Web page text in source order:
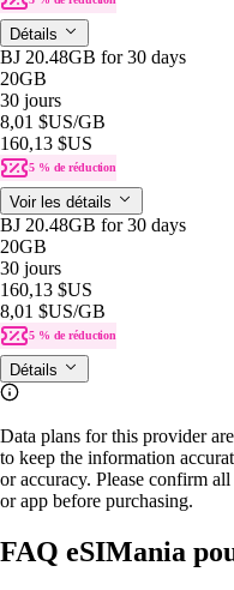
Détails
BJ 20.48GB for 30 days
20GB
30 jours
8,01 $US/GB
160,13 $US
5 % de réduction
Voir les détails
BJ 20.48GB for 30 days
20GB
30 jours
160,13 $US
8,01 $US/GB
5 % de réduction
Détails
Data plans for this provider
to keep the information
or accuracy. Please confirm
or app before purchasing.
FAQ eSIMania